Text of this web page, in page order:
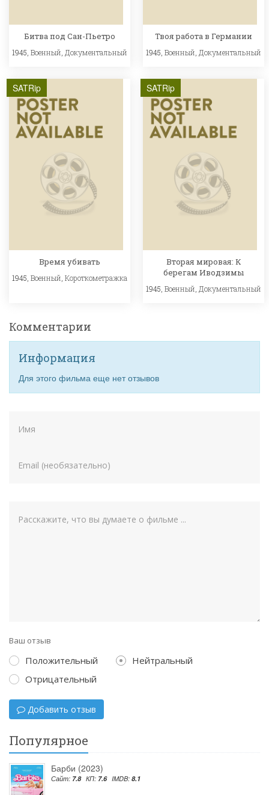
Битва под Сан-Пьетро
1945, Военный Документальный
Твоя работа в Германии
1945,Военный Документальный
SATRip
Время убивать
1945, Военный Короткометражка
SATRip
Вторая мировая: К
берегам Иводзимы
1945,Военный Документальный
Комментарии
Информация
Для этого фильма еще нет отзывов
Ваш отзыв
Положительный
Нейтральный
Отрицательный
Добавить отзыв
Популярное
Барби (2023)
Сайт: 7.8 КП: 7.6 IMDB: 8.1